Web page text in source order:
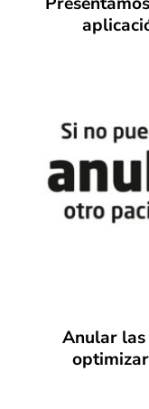
Anular las